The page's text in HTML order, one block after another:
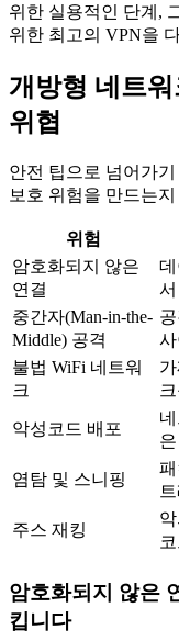
위한 실용적인 단계,
위한 최고의 VPN을
개방형 네트
위협
안전 팁으로 넘어가
보호 위험을 만드는
위험
암호화되지 않은
연결
중간자(Man-in-the-
Middle) 공격
불법 WiFi 네트워
크
악성코드 배포
염탐 및 스니핑
주스 재킹
암호화되지 않은
킵니다